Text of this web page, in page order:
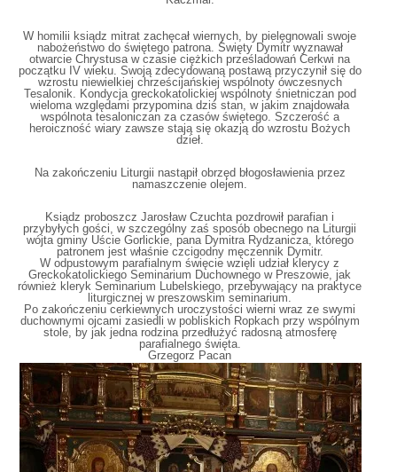
W homilii ksiądz mitrat zachęcał wiernych, by pielęgnowali swoje
nabożeństwo do świętego patrona. Święty Dymitr wyznawał
otwarcie Chrystusa w czasie ciężkich prześladowań Cerkwi na
początku IV wieku. Swoją zdecydowaną postawą przyczynił się do
wzrostu niewielkiej chrześcijańskiej wspólnoty ówczesnych
Tesalonik. Kondycja greckokatolickiej wspólnoty śnietniczan pod
wieloma względami przypomina dziś stan, w jakim znajdowała
wspólnota tesaloniczan za czasów świętego. Szczerość a
heroiczność wiary zawsze stają się okazją do wzrostu Bożych
dzieł.
Na zakończeniu Liturgii nastąpił obrzęd błogosławienia przez
namaszczenie olejem.
Ksiądz proboszcz Jarosław Czuchta pozdrowił parafian i
przybyłych gości, w szczególny zaś sposób obecnego na Liturgii
wójta gminy Uście Gorlickie, pana Dymitra Rydzanicza, którego
patronem jest właśnie czcigodny męczennik Dymitr.
W odpustowym parafialnym święcie wzięli udział klerycy z
Greckokatolickiego Seminarium Duchownego w Preszowie, jak
również kleryk Seminarium Lubelskiego, przebywający na praktyce
liturgicznej w preszowskim seminarium.
Po zakończeniu cerkiewnych uroczystości wierni wraz ze swymi
duchownymi ojcami zasiedli w pobliskich Ropkach przy wspólnym
stole, by jak jedna rodzina przedłużyć radosną atmosferę
parafialnego święta.
Grzegorz Pacan